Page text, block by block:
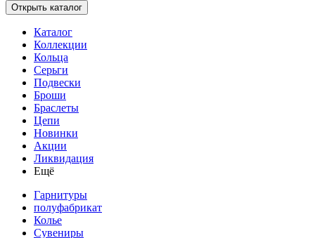
Открыть каталог
Каталог
Коллекции
Кольца
Серьги
Подвески
Броши
Браслеты
Цепи
Новинки
Акции
Ликвидация
Ещё
Гарнитуры
полуфабрикат
Колье
Сувениры